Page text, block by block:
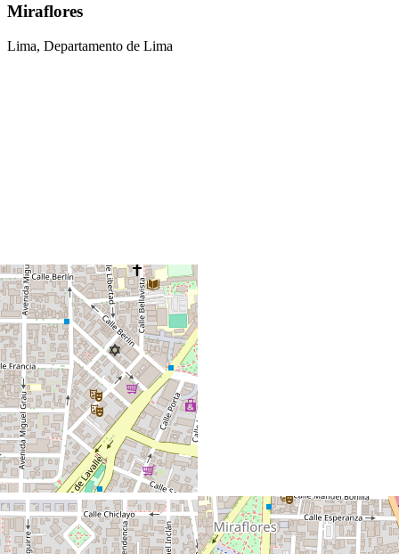
Miraflores
Lima, Departamento de Lima